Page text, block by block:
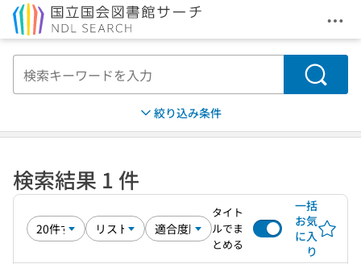
メ
検索
絞り込み条件
検索結果 1 件
タイト
ルでま
とめる
一括
お気
に入
り